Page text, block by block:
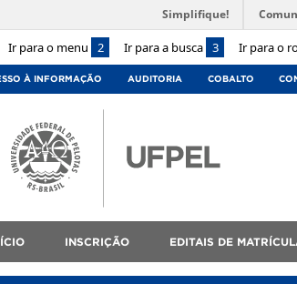
Ir para o menu 2 Ir para a busca 3 Ir para o
Simplifique!
À INFORMAÇÃO AUDITORIA COBALTO
INSCRIÇÃO EDITAIS DE